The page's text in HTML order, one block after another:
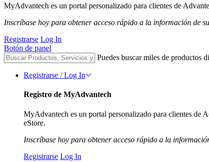
MyAdvantech es un portal personalizado para clientes de
Inscríbase hoy para obtener acceso rápido a la información de
Registrarse Log In
Botón de panel
Puedes buscar miles de productos
Registrarse / Log In
Registro de MyAdvantech
MyAdvantech es un portal personalizado para clientes de
eStore.
Inscríbase hoy para obtener acceso rápido a la
Registrarse Log In